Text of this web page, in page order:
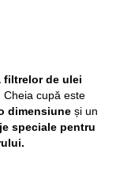
filtrelor de ulei
. Cheia cupă este
dimensiuneși un
speciale pentru